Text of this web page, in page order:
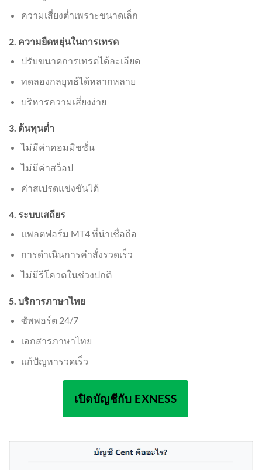
ความเสี่ยงต่ำเพราะขนาดเล็ก
2. ความยืดหยุ่นในการเทรด
ปรับขนาดการเทรดได้ละเอียด
ทดลองกลยุทธ์ได้หลากหลาย
บริหารความเสี่ยงง่าย
3. ต้นทุนต่ำ
ไม่มีค่าคอมมิชชั่น
ไม่มีค่าสว็อป
ค่าสเปรดแข่งขันได้
4. ระบบเสถียร
แพลตฟอร์ม MT4 ที่น่าเชื่อถือ
การดำเนินการคำสั่งรวดเร็ว
ไม่มีรีโควตในช่วงปกติ
5. บริการภาษาไทย
ซัพพอร์ต 24/7
เอกสารภาษาไทย
แก้ปัญหารวดเร็ว
เปิดบัญชีกับ EXNESS